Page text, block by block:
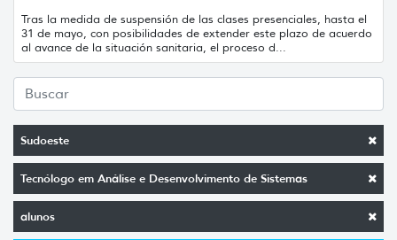
Sudoeste
Tecnólogo em Análise e Desenvolvimento de Sistemas
alunos
Tras la medida de suspensión de las clases presenciales, hasta el
31 de mayo, con posibilidades de extender este plazo de acuerdo
al avance de la situación sanitaria, el proceso d...